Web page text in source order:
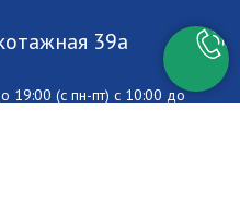
39а
19:00 (с пн-пт) с 10:00 до